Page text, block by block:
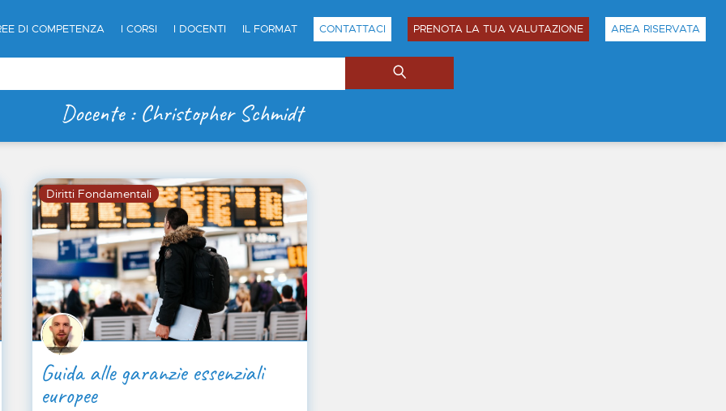
DI COMPETENZA I CORSI I DOCENTI IL FORMAT CONTATTACI PRENOTA LA TUA VALUTAZIONE AREA RISERVATA
Docente : Christopher Schmidt
Diritti Fondamentali
Guida alle garanzie essenziali
europee